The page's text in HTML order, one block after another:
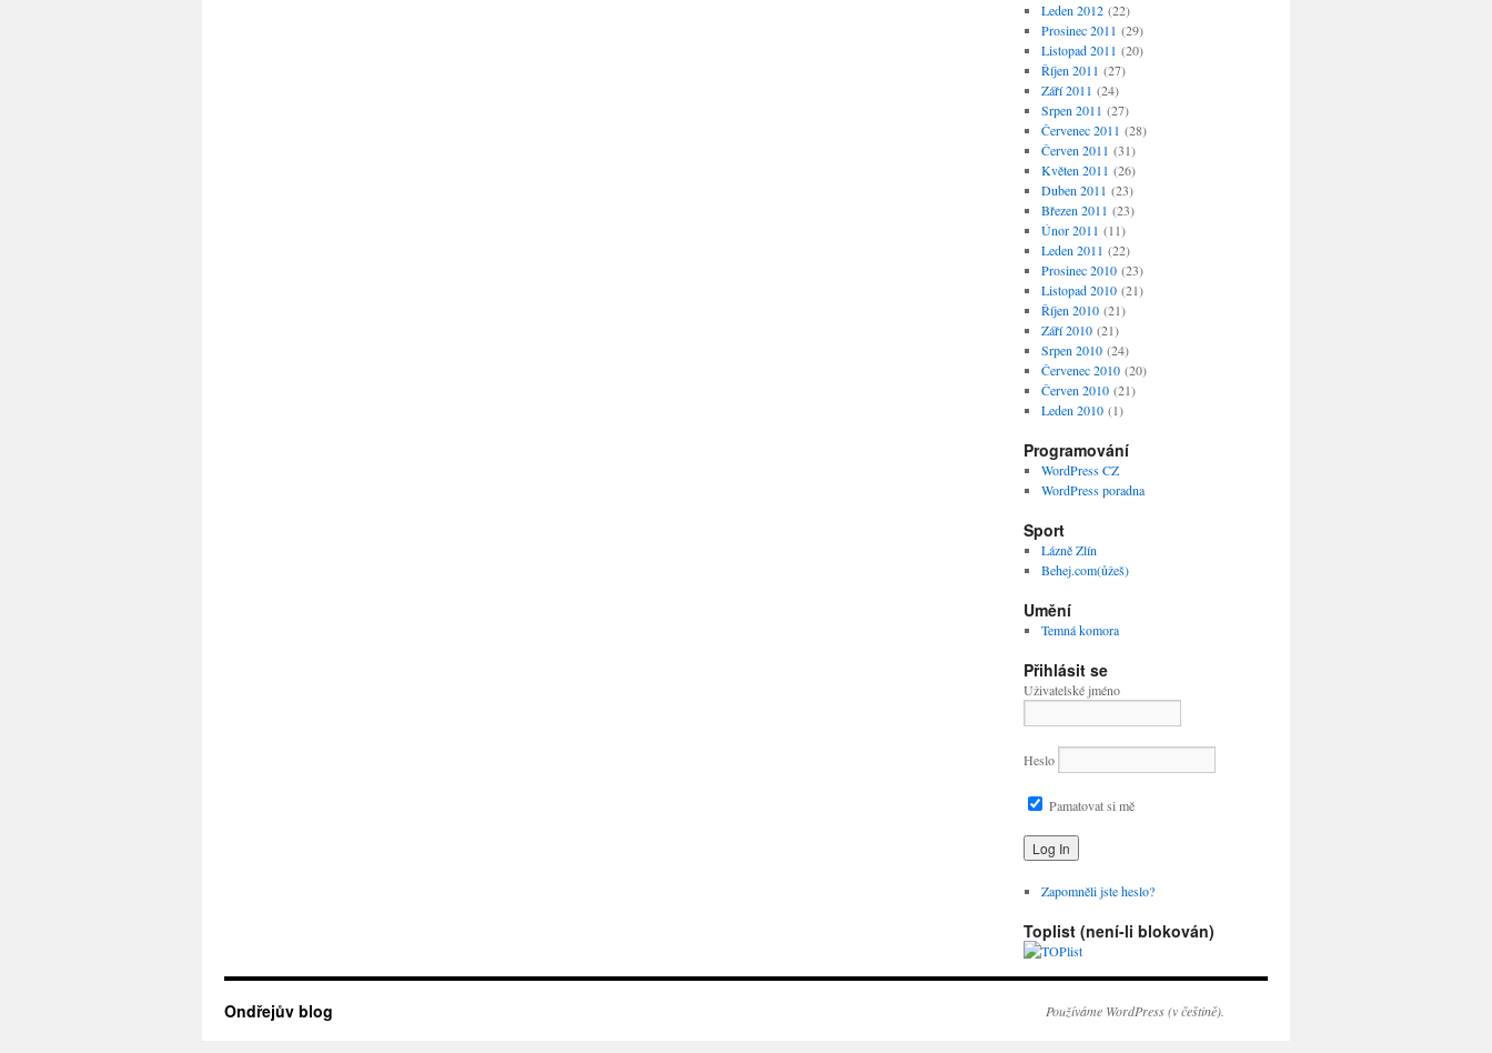
Leden 2012(22)
Prosinec 2011 (29)
Listopad 2011 (20)
Říjen 2011 (27)
Září 2011 (24)
Srpen 2011 (27)
Červenec 2011 (28)
Červen 2011 (31)
Květen 2011 (26)
Duben 2011 (23)
Březen 2011 (23)
Únor 2011 (11)
Leden 2011 (22)
Prosinec 2010(23)
Listopad 2010(21)
Říjen 2010(21)
Září 2010(21)
Srpen 2010(24)
Červenec 2010(20)
Červen 2010(21)
Leden 2010(1)
Programování
WordPress CZ
WordPress poradna
Sport
Lázně Zlín
Behej.com(ůžeš)
Umění
Temná komora
Přihlásit se
Uživatelské jméno
Heslo
Pamatovat si mě
Zapomněli jste heslo?
Toplist (není-li blokován)
Ondřejův blog Používáme WordPress (v češtině).